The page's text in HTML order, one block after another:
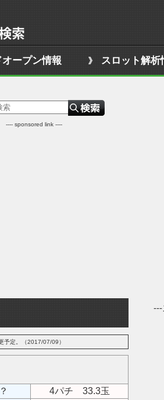
ープン情報 スロット解析
---- sponsored link ----
予定。（2017/07/09）
4パチ 33.3玉
---